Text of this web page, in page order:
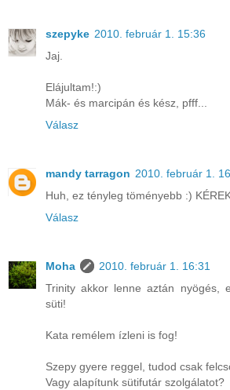
szepyke 2010. február 1. 15:36
Jaj.
Elájultam!:)
Mák- és marcipán és kész, pfff...
Válasz
mandy tarragon 2010. február 1.
Huh, ez tényleg töményebb :)
Válasz
Moha
2010. február 1. 16:31
Trinity akkor lenne aztán nyögés,
süti!
Kata remélem ízleni is fog!
Szepy gyere reggel, tudod csak
Vagy alapítunk sütifutár szolgálatot?